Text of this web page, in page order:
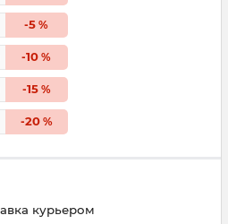
-5 %
-10 %
-15%
-20%
курьером